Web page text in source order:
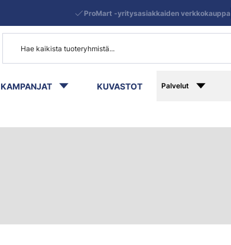
KAMPANJAT KUVASTOT Palvelut
ProMart -yritysasiakkaiden verkkokauppa|